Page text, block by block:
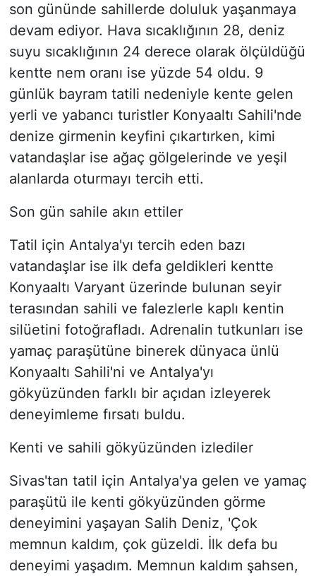
son gününde sahillerde doluluk yaşanmaya
devam ediyor. Hava sıcaklığının 28, deniz
suyu sıcaklığının 24 derece olarak ölçüldüğü
kentte nem oranı ise yüzde 54 oldu. 9
günlük bayram tatili nedeniyle kente gelen
yerli ve yabancı turistler Konyaaltı Sahili'nde
denize girmenin keyfini çıkartırken, kimi
vatandaşlar ise ağaç gölgelerinde ve yeşil
alanlarda oturmayı tercih etti.
Son gün sahile akın ettiler
Tatil için Antalya'yı tercih eden bazı
vatandaşlar ise ilk defa geldikleri kentte
Konyaaltı Varyant üzerinde bulunan seyir
terasından sahili ve falezlerle kaplı kentin
silüetini fotoğrafladı. Adrenalin tutkunları ise
yamaç paraşütüne binerek dünyaca ünlü
Konyaaltı Sahili'ni ve Antalya'yı
gökyüzünden farklı bir açıdan izleyerek
deneyimleme fırsatı buldu.
Kenti ve sahili gökyüzünden izlediler
Sivas'tan tatil için Antalya'ya gelen ve yamaç
paraşütü ile kenti gökyüzünden görme
deneyimini yaşayan Salih Deniz, 'Çok
memnun kaldım, çok güzeldi. İlk defa bu
deneyimi yaşadım. Memnun kaldım şahsen,